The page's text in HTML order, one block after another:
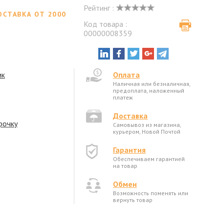
Рейтинг :
Код товара :
00000008359
Оплата
Наличная или безналичная,
предоплата, наложенный
платеж
Доставка
Самовывоз из магазина,
курьером, Новой Почтой
Гарантия
Обеспечиваем гарантией
на товар
Обмен
Возможность поменять или
вернуть товар
ОТ 2000